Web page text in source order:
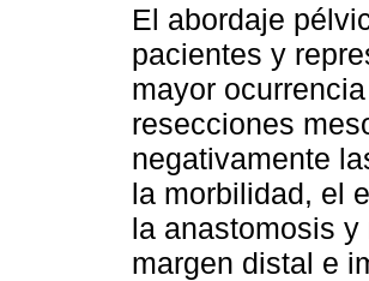
El abordaje
pacientes y
mayor
resecciones
negativamente
la morbilidad, el
la anastomosis
margen distal e